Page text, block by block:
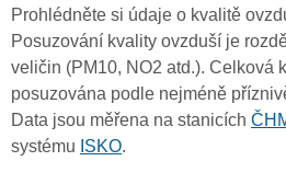
Prohlédněte si údaje o kvalitě
Posuzování kvality ovzduší je
veličin (PM10, NO2 atd.). Celková
posuzována podle nejméně
Data jsou měřena na stanicích
systému ISKO.